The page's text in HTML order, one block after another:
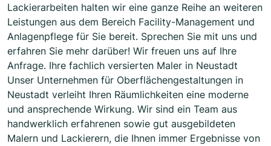
Lackierarbeiten halten wir eine ganze Reihe an weiteren
Leistungen aus dem Bereich Facility-Management und
Anlagenpflege für Sie bereit. Sprechen Sie mit uns und
erfahren Sie mehr darüber! Wir freuen uns auf Ihre
Anfrage. Ihre fachlich versierten Maler in Neustadt
Unser Unternehmen für Oberflächengestaltungen in
Neustadt verleiht Ihren Räumlichkeiten eine moderne
und ansprechende Wirkung. Wir sind ein Team aus
handwerklich erfahrenen sowie gut ausgebildeten
Malern und Lackierern, die Ihnen immer Ergebnisse von